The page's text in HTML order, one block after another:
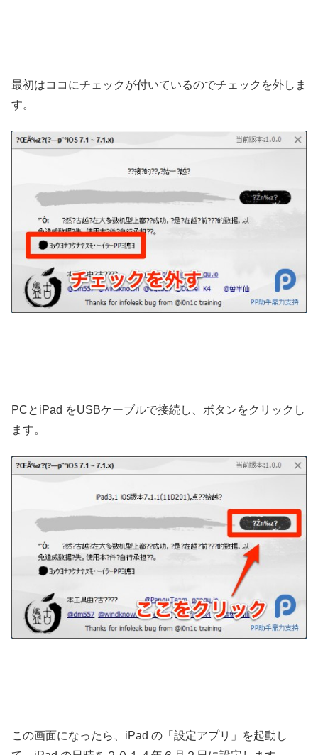
最初はココにチェックが付いているのでチェックを外しま
す。
PCとiPad をUSBケーブルで接続し、ボタンをクリックし
ます。
この画面になったら、iPad の「設定アプリ」を起動し